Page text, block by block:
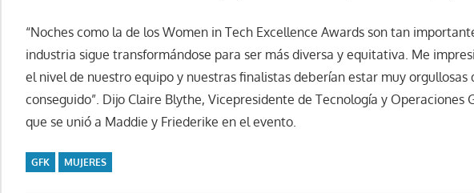
“Noches como la de los Women in Tech Excellence Awards son tan
industria sigue transformándose para ser más diversa y equitativa. Me
el nivel de nuestro equipo y nuestras finalistas deberían estar muy orgullosas
conseguido”. Dijo Claire Blythe, Vicepresidente de Tecnología y Operaciones
que se unió a Maddie y Friederike en el evento.
GFK MUJERES